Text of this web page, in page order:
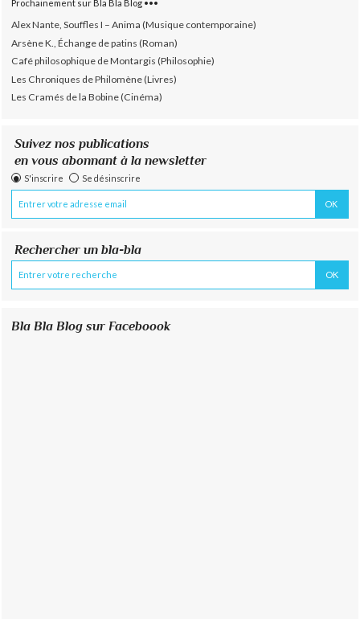
Prochainement sur Bla Bla Blog •••
Alex Nante, Souffles I – Anima (Musique contemporaine)
Arsène K., Échange de patins (Roman)
Café philosophique de Montargis (Philosophie)
Les Chroniques de Philomène (Livres)
Les Cramés de la Bobine (Cinéma)
Suivez nos publications
en vous abonnant à la newsletter
S'inscrire Se désinscrire
Rechercher un bla-bla
Bla Bla Blog sur Faceboook